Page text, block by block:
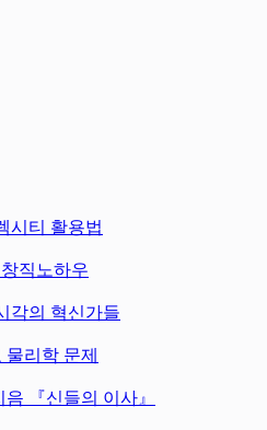
시티 활용법
직노하우
각의 혁신가들
리학 문제
『신들의 이사』